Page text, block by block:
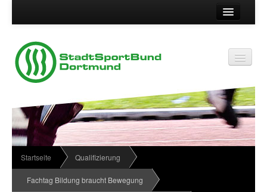
Suche
Vereinsservice
Vereinskennziffer
Passwort
Kontakt
Impressum
Datenschutz
Wir über uns
Organisationsstruktur
News
Startseite Qualifizierung
Fachtag Bildung braucht Bewegung